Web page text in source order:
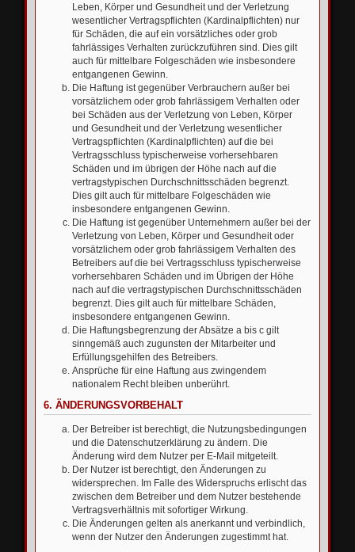
Leben, Körper und Gesundheit und der Verletzung
wesentlicher Vertragspflichten (Kardinalpflichten) nur
für Schäden, die auf ein vorsätzliches oder grob
fahrlässiges Verhalten zurückzuführen sind. Dies gilt
auch für mittelbare Folgeschäden wie insbesondere
entgangenen Gewinn.
Die Haftung ist gegenüber Verbrauchern außer bei
vorsätzlichem oder grob fahrlässigem Verhalten oder
bei Schäden aus der Verletzung von Leben, Körper
und Gesundheit und der Verletzung wesentlicher
Vertragspflichten (Kardinalpflichten) auf die bei
Vertragsschluss typischerweise vorhersehbaren
Schäden und im übrigen der Höhe nach auf die
vertragstypischen Durchschnittsschäden begrenzt.
Dies gilt auch für mittelbare Folgeschäden wie
insbesondere entgangenen Gewinn.
Die Haftung ist gegenüber Unternehmern außer bei der
Verletzung von Leben, Körper und Gesundheit oder
vorsätzlichem oder grob fahrlässigem Verhalten des
Betreibers auf die bei Vertragsschluss typischerweise
vorhersehbaren Schäden und im Übrigen der Höhe
nach auf die vertragstypischen Durchschnittsschäden
begrenzt. Dies gilt auch für mittelbare Schäden,
insbesondere entgangenen Gewinn.
Die Haftungsbegrenzung der Absätze a bis c gilt
sinngemäß auch zugunsten der Mitarbeiter und
Erfüllungsgehilfen des Betreibers.
Ansprüche für eine Haftung aus zwingendem
nationalem Recht bleiben unberührt.
6. ÄNDERUNGSVORBEHALT
Der Betreiber ist berechtigt, die Nutzungsbedingungen
und die Datenschutzerklärung zu ändern. Die
Änderung wird dem Nutzer per E-Mail mitgeteilt.
Der Nutzer ist berechtigt, den Änderungen zu
widersprechen. Im Falle des Widerspruchs erlischt das
zwischen dem Betreiber und dem Nutzer bestehende
Vertragsverhältnis mit sofortiger Wirkung.
Die Änderungen gelten als anerkannt und verbindlich,
wenn der Nutzer den Änderungen zugestimmt hat.